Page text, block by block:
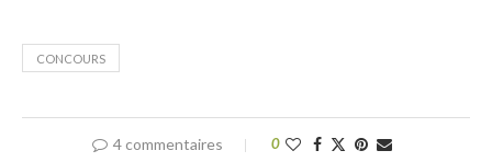
CONCOURS
4 commentaires 0